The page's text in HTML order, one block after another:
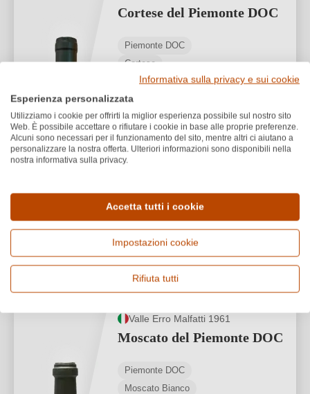
Cortese del Piemonte DOC
Piemonte DOC
Cortese
Secco / Dry
6,50 € *
1
Valle Erro Malfatti 1961
Moscato del Piemonte DOC
Piemonte DOC
Moscato Bianco
Informativa sulla privacy e sui cookie
Esperienza personalizzata
Utilizziamo i cookie per offrirti la miglior esperienza possibile sul nostro sito
Web. È possibile accettare o rifiutare i cookie in base alle proprie preferenze.
Alcuni sono necessari per il funzionamento del sito, mentre altri ci aiutano a
personalizzare la nostra offerta. Ulteriori informazioni sono disponibili nella
nostra informativa sulla privacy.
Accetta tutti i cookie
Impostazioni cookie
Rifiuta tutti